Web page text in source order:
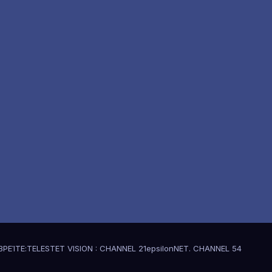
TELESTET VISION : CHANNEL 21epsilonNET. CHANNEL 54